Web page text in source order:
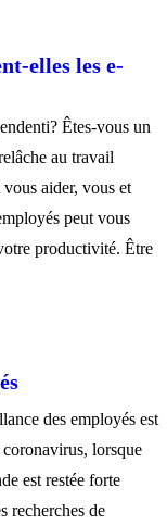
elles les e-
Êtes-vous un
au travail
aider, vous et
peut vous
productivité. Être
des employés est
lorsque
est restée forte
recherches de